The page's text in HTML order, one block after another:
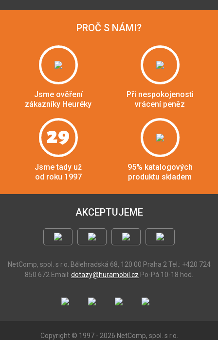
PROČ S NÁMI?
Jsme ověření
zákazníky Heuréky
Při nespokojenosti
vrácení peněz
29
Jsme tady už
od roku 1997
95% katalogových
produktu skladem
AKCEPTUJEME
NetComp, spol. s r.o. Bělehradská 68, 120 00 Praha 2 Tel.: +420 724
850 672 Email: dotazy@huramobil.cz Po-Pá 10-18 hod.
Copyright © 1997 - 2026 NetComp, spol. s r.o.